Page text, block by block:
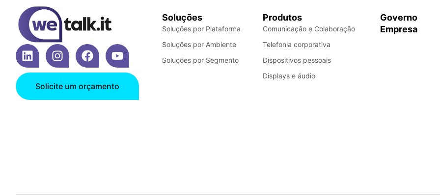
Solicite um orçamento
Soluções
Soluções por Plataforma
Soluções por Ambiente
Soluções por Segmento
Produtos
Comunicação e Colaboração
Telefonia corporativa
Dispositivos pessoais
Displays e áudio
Governo
Empresa